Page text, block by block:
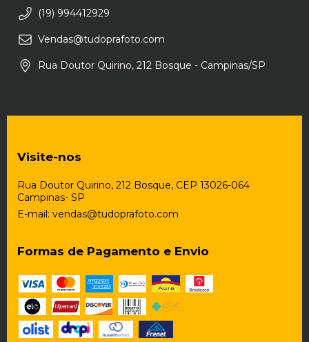
(19) 994412929
Vendas@tudoprafoto.com
Rua Doutor Quirino, 212 Bosque - Campinas/SP
Visite-nos
Rua Doutor Quirino, 212 Bosque, CEP 13026-064
Campinas- SP
E-mail: vendas@tudoprafoto.com
Formas de Pagamento e Envio